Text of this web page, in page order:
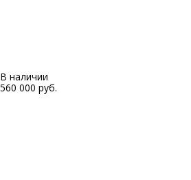
В наличии
560 000 руб.